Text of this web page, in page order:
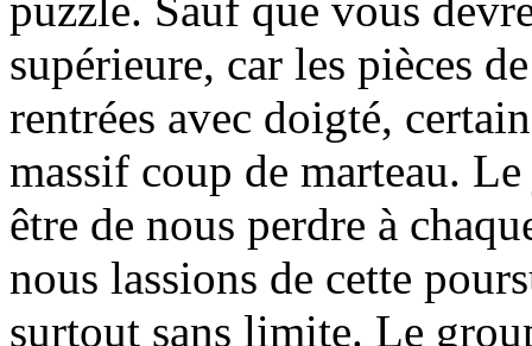
supérieure, car les pièces
rentrées avec doigté,
massif coup de marteau.
être de nous perdre à
nous lassions de cette
surtout sans limite. Le